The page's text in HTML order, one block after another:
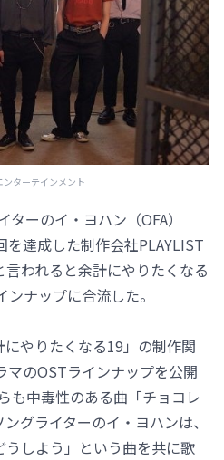
ンターテインメント
ーのイ・ヨハン（OFA）
達成した制作会社PLAYLIST
われると余計にやりたくなる
ナップに合流した。
にやりたくなる19」の制作関
のOSTラインナップを公開
も中毒性のある曲「チョコレ
グライターのイ・ヨハンは、
しよう」という曲を共に歌